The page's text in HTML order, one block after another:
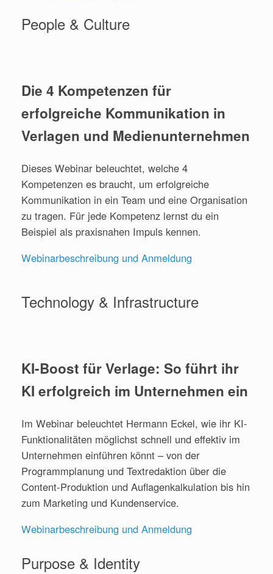
People & Culture
Die 4 Kompetenzen für
erfolgreiche Kommunikation in
Verlagen und Medienunternehmen
Dieses Webinar beleuchtet, welche 4
Kompetenzen es braucht, um erfolgreiche
Kommunikation in ein Team und eine Organisation
zu tragen. Für jede Kompetenz lernst du ein
Beispiel als praxisnahen Impuls kennen.
Webinarbeschreibung und Anmeldung
Technology & Infrastructure
KI-Boost für Verlage: So führt ihr
KI erfolgreich im Unternehmen ein
Im Webinar beleuchtet Hermann Eckel, wie ihr KI-
Funktionalitäten möglichst schnell und effektiv im
Unternehmen einführen könnt – von der
Programmplanung und Textredaktion über die
Content-Produktion und Auflagenkalkulation bis hin
zum Marketing und Kundenservice.
Webinarbeschreibung und Anmeldung
Purpose & Identity